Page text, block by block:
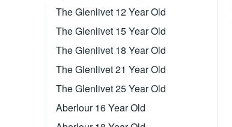
The Glenlivet 12 Year Old
The Glenlivet 15 Year Old
The Glenlivet 18 Year Old
The Glenlivet 21 Year Old
The Glenlivet 25 Year Old
Aberlour 16 Year Old